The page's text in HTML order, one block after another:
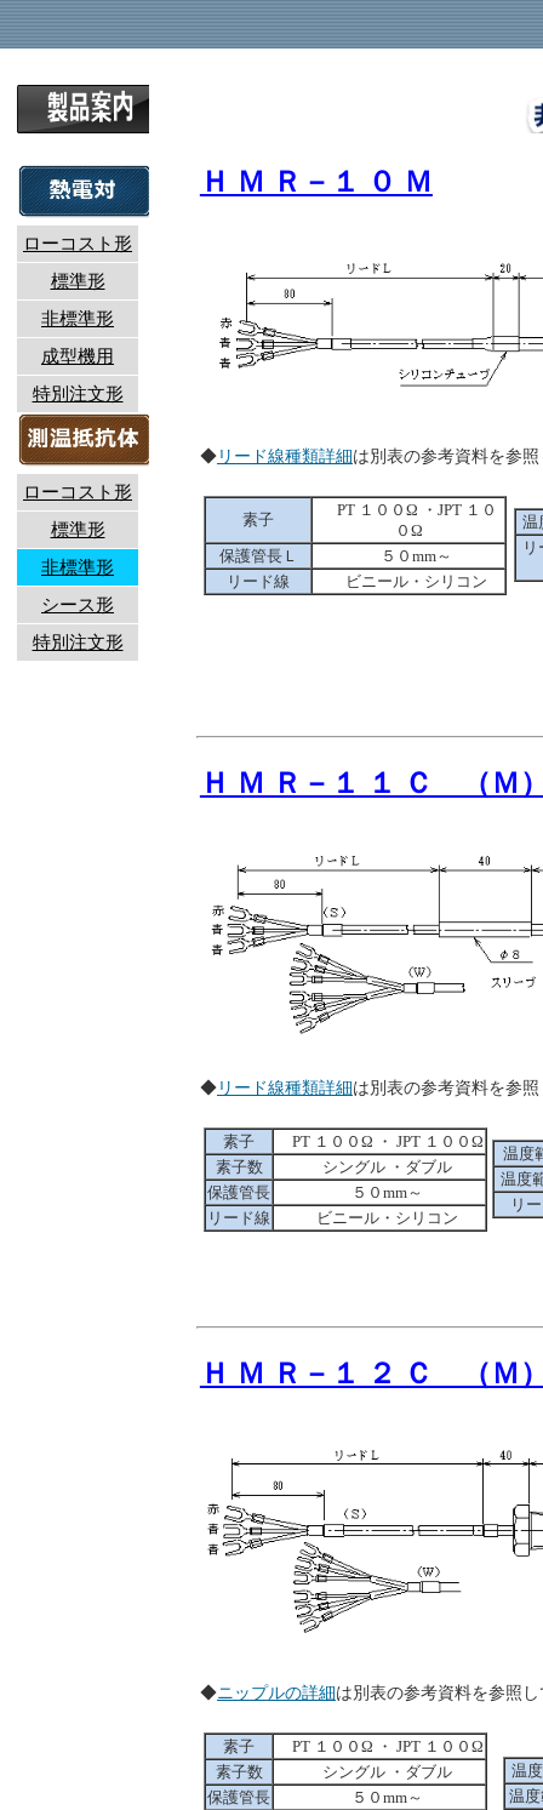
ローコスト形
標準形
非標準形
成型機用
特別注文形
ローコスト形
標準形
非標準形
シース形
特別注文形
Ｈ Ｍ Ｒ－１ ０ Ｍ
◆リード線種類詳細は別表の参考資料
素子
PT １００Ω ・JPT １０
０Ω
保護管長Ｌ
５０mm～
リード線
ビニール・シリコン
温
Ｈ Ｍ Ｒ－１ １ Ｃ （Ｍ
◆リード線種類詳細は別表の参考資料
素子
PT １００Ω ・ JPT １００Ω
素子数
シングル ・ダブル
保護管長
５０mm～
リード線
ビニール・シリコン
温度
温度
リ
Ｈ Ｍ Ｒ－１ ２ Ｃ （Ｍ
◆ニップルの詳細は別表の参考資料
素子
PT １００Ω ・ JPT １００Ω
素子数
シングル ・ダブル
保護管長
５０mm～
温
温